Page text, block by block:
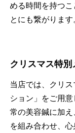
める時間を持つこ
とにも繋がります
クリスマス特
当店では、クリ
ション」
をご用
常の美容鍼に加え
を組み合わせ、 心